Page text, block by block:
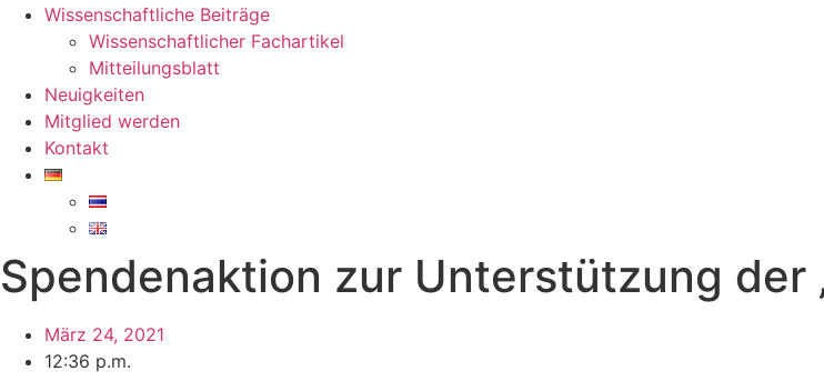
Wissenschaftliche Beiträge
Wissenschaftlicher Fachartikel
Mitteilungsblatt
Neuigkeiten
Mitglied werden
Kontakt
Spendenaktion zur Unterstützung der
März 24, 2021
12:36 p.m.